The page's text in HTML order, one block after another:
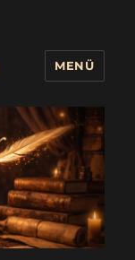
MENÜ